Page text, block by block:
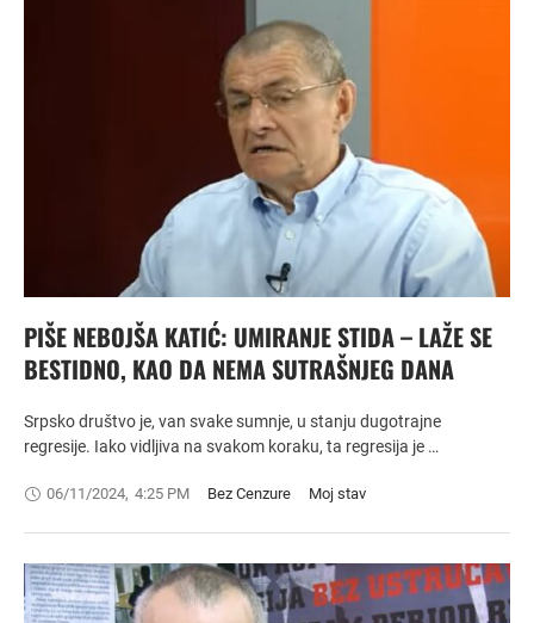
PIŠE NEBOJŠA KATIĆ: UMIRANJE STIDA – LAŽE SE
BESTIDNO, KAO DA NEMA SUTRAŠNJEG DANA
Srpsko društvo je, van svake sumnje, u stanju dugotrajne
regresije. Iako vidljiva na svakom koraku, ta regresija je …
06/11/2024, 4:25 PM Bez Cenzure Moj stav